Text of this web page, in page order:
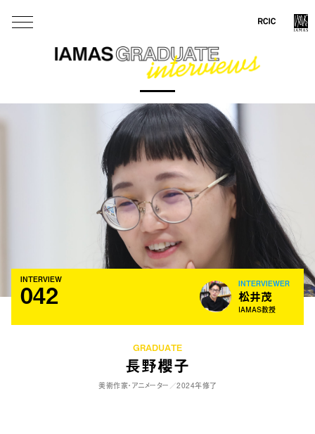
INTERVIEW
042 INTERVIEWER
松井茂
IAMAS教授
GRADUATE
長野櫻子
美術作家・アニメーター／2024年修了